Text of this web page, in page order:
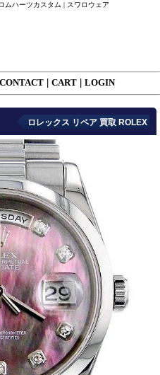
ムハーツカスタム | スワロウェア
CONTACT CART LOGIN
ロレックス リペア 買取 ROLEX